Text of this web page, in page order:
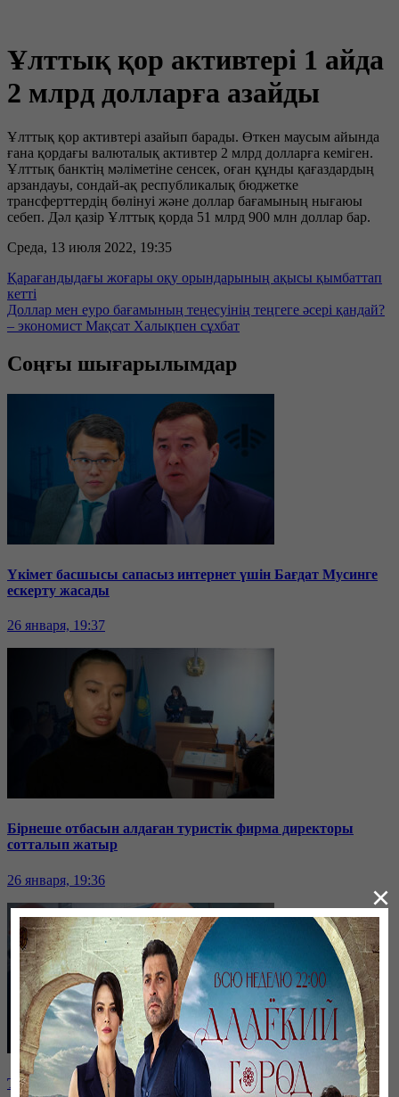
Ұлттық қор активтері 1 айда
2 млрд долларға азайды
Ұлттық қор активтері азайып барады. Өткен маусым айында
ғана қордағы валюталық активтер 2 млрд долларға кеміген.
Ұлттық банктің мәліметіне сенсек, оған құнды қағаздардың
арзандауы, сондай-ақ республикалық бюджетке
трансферттердің бөлінуі және доллар бағамының нығаюы
себеп. Дәл қазір Ұлттық қорда 51 млрд 900 млн доллар бар.
Среда, 13 июля 2022, 19:35
Қарағандыдағы жоғары оқу орындарының ақысы қымбаттап
кетті
Доллар мен еуро бағамының теңесуінің теңгеге әсері қандай?
– экономист Мақсат Халықпен сұхбат
Соңғы шығарылымдар
Үкімет басшысы сапасыз интернет үшін Бағдат Мусинге
ескерту жасады
26 января, 19:37
Бірнеше отбасын алдаған туристік фирма директоры
сотталып жатыр
26 января, 19:36
Таразда ТЭЦ қызметкерлері жалақы көтеруді талап етті
×